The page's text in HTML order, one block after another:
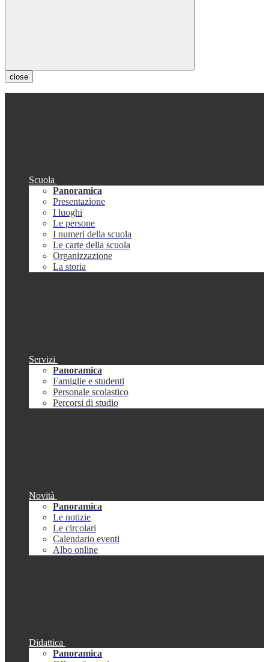
close
Scuola
Panoramica
Presentazione
I luoghi
Le persone
I numeri della scuola
Le carte della scuola
Organizzazione
La storia
Servizi
Panoramica
Famiglie e studenti
Personale scolastico
Percorsi di studio
Novità
Panoramica
Le notizie
Le circolari
Calendario eventi
Albo online
Didattica
Panoramica